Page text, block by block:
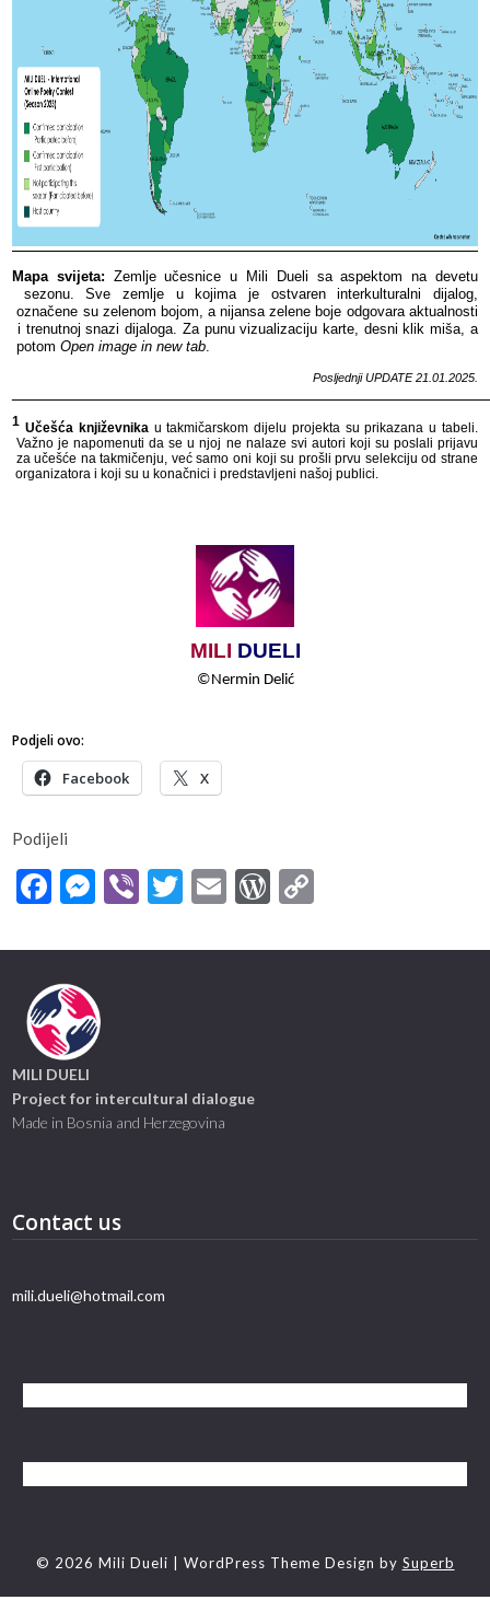
Mapa​​ svijeta: ​​ Zemlje​​ učesnice​​ u​​ Mili​​ Dueli​​ sa​​ aspektom​​ na​​ devetu​​
sezonu.​​ Sve​​ zemlje​​ u​​ kojima​​ je​​ ostvaren​​ interkulturalni​​ dijalog,​​
označene​​ su​​ zelenom​​ bojom,​​ a​​ nijansa​​ zelene​​ boje​​ odgovara​​ aktualnosti​​
i​​ trenutnoj​​ snazi​​ dijaloga.​​ Za​​ punu​​ vizualizaciju​​ karte,​​ desni​​ klik​​ miša,​​ a​​
potom​​Open​​ image​​ in​​ new​​ tab
Posljednji​​ UPDATE​​ 21 .01.2025.
1 Učešća​​ književnika​​ u​​ takmičarskom​​ dijelu​​ projekta​​ su​​ prikazana​​ u​​ tabeli.​​
Važno​​ je​​ napomenuti​​ da​​ se​​ u​​ njoj​​ ne​​ nalaze​​ svi​​ autori​​ koji​​ su​​ poslali​​ prijavu​​
za​​ učešće​​ na​​ takmičenju,​​ već​​ samo​​ oni​​ koji​​ su​​ prošli​​ prvu​​ selekciju​​ od​​ strane​​
organizatora​​ i​​ koji​​ su​​ u​​ konačnici​​ i​​ predstavljeni​​ našoj​​ publici.​​
MILI DUELI
©Nermin​​ Delić
Podjeli ovo:
Facebook X
Podijeli
Facebook
Messenger
ViberTwitter
EmailWordPress
MILI DUELI
Project for intercultural dialogue
Made in Bosnia and Herzegovina
Contact us
mili.dueli@hotmail.com
© 2026 Mili Dueli | WordPress Theme Design by Superb